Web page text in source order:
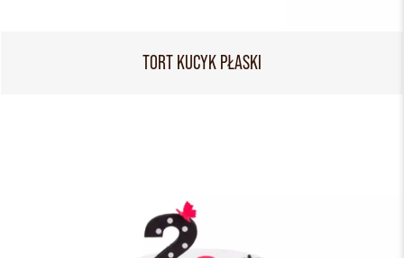
TORT KUCYK PŁASKI